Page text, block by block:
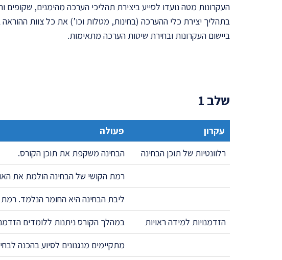
העקרונות מטה נועדו לסייע ביצירת תהליכי הערכה מהימנים,
בתהליך יצירת כלי ההערכה (בחינות, מטלות וכו’) את כל צוות
ביישום העקרונות ובחירת שיטות הערכה מתאימות.
שלב 1
עקרון
פעולה
רלוונטיות של תוכן הבחינה
הבחינה משקפת את תוכן הקורס.
רמת הקושי של הבחינה הולמת את
ליבת הבחינה היא החומר הנלמד.
הזדמנויות למידה ראויות
במהלך הקורס ניתנות ללומדים
מתקיימים מנגנונים לסיוע בהכנה